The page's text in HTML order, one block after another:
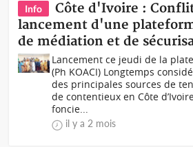
Info
Côte d'Ivoire :
lancement d'une
de médiation et de
Lancement ce jeudi de la
(Ph KOACI) Longtemps
des principales sources de
de contentieux en Côte
foncie...
il y a 2 mois